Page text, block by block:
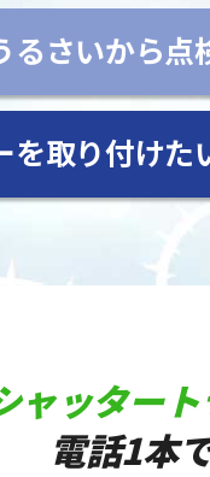
るさいから点
を取り付けた
ャッター
電話1本